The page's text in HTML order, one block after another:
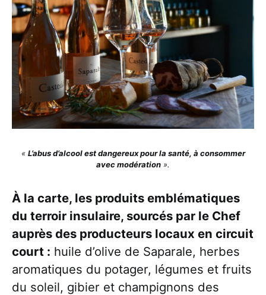
« L’abus d’alcool est dangereux pour la santé, à consommer
avec modération ».
À la carte, les produits emblématiques
du terroir insulaire, sourcés par le Chef
auprès des producteurs locaux en circuit
court : huile d’olive de Saparale, herbes
aromatiques du potager, légumes et fruits
du soleil, gibier et champignons des